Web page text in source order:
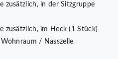
zusätzlich, in der Sitzgruppe
zusätzlich, im Heck (1 Stück)
/ Nasszelle